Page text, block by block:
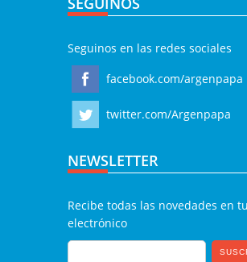
Seguinos en las redes sociales
facebook.com/argenpapa
twitter.com/Argenpapa
NEWSLETTER
Recibe todas las novedades en
electrónico